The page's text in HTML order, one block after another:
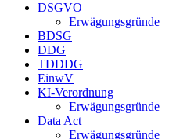
DSGVO
Erwägungsgründe
BDSG
DDG
TDDDG
EinwV
KI-Verordnung
Erwägungsgründe
Data Act
Erwägungsgründe